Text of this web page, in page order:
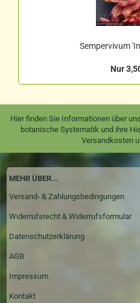
Sempervivum
Nur
Hier finden Sie Informationen über
botanische Systematik und ihre
Versandkosten
MEHR ÜBER...
Versand- & Zahlungsbedingungen
Widerrufsrecht & Widerrufsformular
Datenschutzerklärung
AGB
Impressum
Kontakt